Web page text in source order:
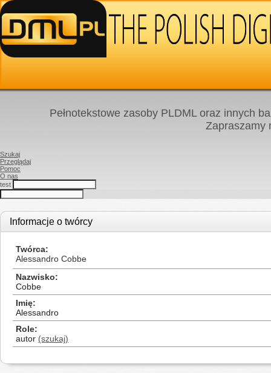
Pełnotekstowe zasoby PLDML oraz innych
Zapraszamy
Szukaj
Przeglądaj
Pomoc
O nas
test
Informacje o twórcy
Twórca
Alessandro Cobbe
Nazwisko
Cobbe
Imię
Alessandro
Role
autor (szukaj)